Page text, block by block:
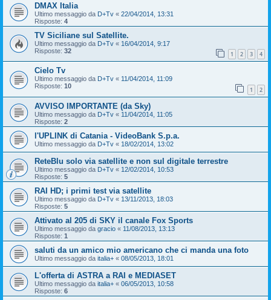
DMAX Italia
Ultimo messaggio da D+Tv « 22/04/2014, 13:31
Risposte: 4
TV Siciliane sul Satellite.
Ultimo messaggio da D+Tv « 16/04/2014, 9:17
Risposte: 32 1 2 3 4
Cielo Tv
Ultimo messaggio da D+Tv « 11/04/2014, 11:09
Risposte: 10 1 2
AVVISO IMPORTANTE (da Sky)
Ultimo messaggio da D+Tv « 11/04/2014, 11:05
Risposte: 2
l'UPLINK di Catania - VideoBank S.p.a.
Ultimo messaggio da D+Tv « 18/02/2014, 13:02
ReteBlu solo via satellite e non sul digitale terrestre
Ultimo messaggio da D+Tv « 12/02/2014, 10:53
Risposte: 5
RAI HD; i primi test via satellite
Ultimo messaggio da D+Tv « 13/11/2013, 18:03
Risposte: 5
Attivato al 205 di SKY il canale Fox Sports
Ultimo messaggio da gracio « 11/08/2013, 13:13
Risposte: 1
saluti da un amico mio americano che ci manda una foto
Ultimo messaggio da italia+ « 08/05/2013, 18:01
L'offerta di ASTRA a RAI e MEDIASET
Ultimo messaggio da italia+ « 06/05/2013, 10:58
Risposte: 6